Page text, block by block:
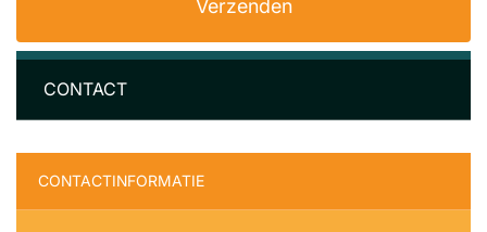
CONTACT
CONTACTINFORMATIE